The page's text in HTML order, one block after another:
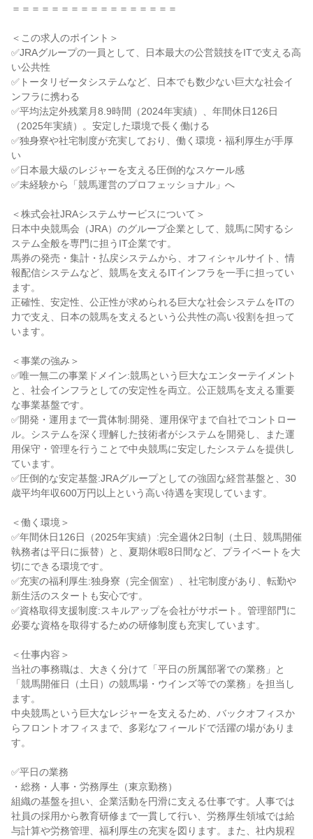
＝＝＝＝＝＝＝＝＝＝＝＝＝＝＝＝＝
＜この求人のポイント＞
✅JRAグループの一員として、日本最大の公営競技をITで支える高
い公共性
✅トータリゼータシステムなど、日本でも数少ない巨大な社会イ
ンフラに携わる
✅平均法定外残業月8.9時間（2024年実績）、年間休日126日
（2025年実績）。安定した環境で長く働ける
✅独身寮や社宅制度が充実しており、働く環境・福利厚生が手厚
い
✅日本最大級のレジャーを支える圧倒的なスケール感
✅未経験から「競馬運営のプロフェッショナル」へ
＜株式会社JRAシステムサービスについて＞
日本中央競馬会（JRA）のグループ企業として、競馬に関するシ
ステム全般を専門に担うIT企業です。
馬券の発売・集計・払戻システムから、オフィシャルサイト、情
報配信システムなど、競馬を支えるITインフラを一手に担ってい
ます。
正確性、安定性、公正性が求められる巨大な社会システムをITの
力で支え、日本の競馬を支えるという公共性の高い役割を担って
います。
＜事業の強み＞
✅唯一無二の事業ドメイン:競馬という巨大なエンターテイメント
と、社会インフラとしての安定性を両立。公正競馬を支える重要
な事業基盤です。
✅開発・運用まで一貫体制:開発、運用保守まで自社でコントロー
ル。システムを深く理解した技術者がシステムを開発し、また運
用保守・管理を行うことで中央競馬に安定したシステムを提供し
ています。
✅圧倒的な安定基盤:JRAグループとしての強固な経営基盤と、30
歳平均年収600万円以上という高い待遇を実現しています。
＜働く環境＞
✅年間休日126日（2025年実績）:完全週休2日制（土日、競馬開催
執務者は平日に振替）と、夏期休暇8日間など、プライベートを大
切にできる環境です。
✅充実の福利厚生:独身寮（完全個室）、社宅制度があり、転勤や
新生活のスタートも安心です。
✅資格取得支援制度:スキルアップを会社がサポート。管理部門に
必要な資格を取得するための研修制度も充実しています。
＜仕事内容＞
当社の事務職は、大きく分けて「平日の所属部署での業務」と
「競馬開催日（土日）の競馬場・ウインズ等での業務」を担当し
ます。
中央競馬という巨大なレジャーを支えるため、バックオフィスか
らフロントオフィスまで、多彩なフィールドで活躍の場がありま
す。
✅平日の業務
・総務・人事・労務厚生（東京勤務）
組織の基盤を担い、企業活動を円滑に支える仕事です。人事では
社員の採用から教育研修まで一貫して行い、労務厚生領域では給
与計算や労務管理、福利厚生の充実を図ります。また、社内規程